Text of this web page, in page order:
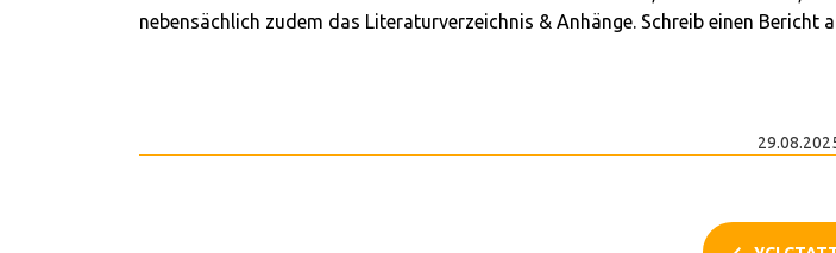
nebensächlich zudem das Literaturverzeichnis & Anhänge. Schreib einen